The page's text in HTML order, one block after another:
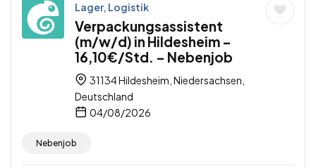
Lager, Logistik
Verpackungsassistent
(m/w/d) in Hildesheim –
16,10€/Std. – Nebenjob
31134 Hildesheim, Niedersachsen,
Deutschland
04/08/2026
Nebenjob